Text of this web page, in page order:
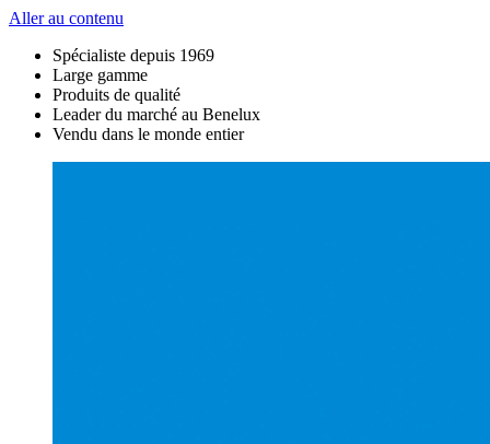
Aller au contenu
Spécialiste depuis 1969
Large gamme
Produits de qualité
Leader du marché au Benelux
Vendu dans le monde entier